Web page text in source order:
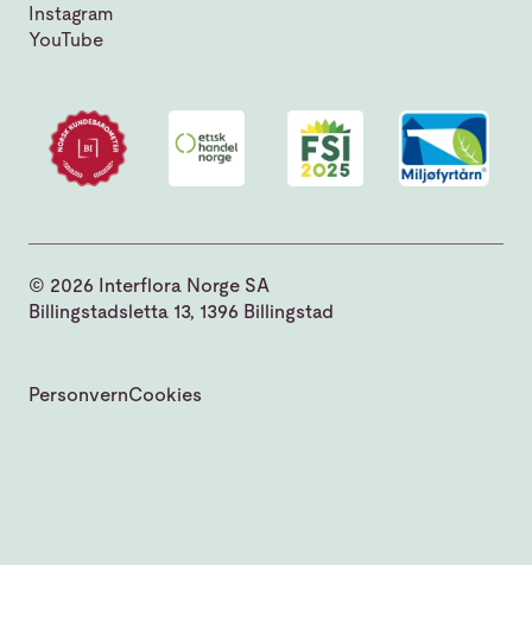
Instagram
YouTube
© 2026 Interflora Norge SA
Billingstadsletta 13, 1396 Billingstad
PersonvernCookies